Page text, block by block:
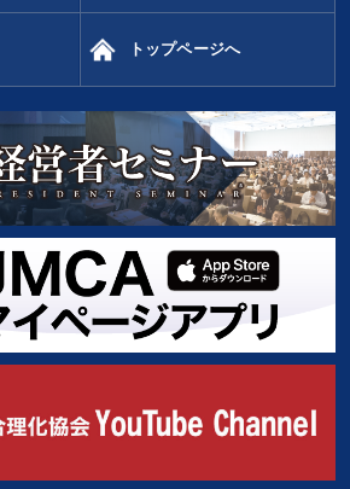
トップページへ